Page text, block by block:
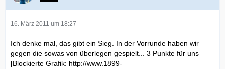
16. März 2011 um 18:27
Ich denke mal, das gibt ein Sieg. In der Vorrunde haben wir
gegen die sowas von überlegen gespielt... 3 Punkte für uns
[Blockierte Grafik: http://www.1899-